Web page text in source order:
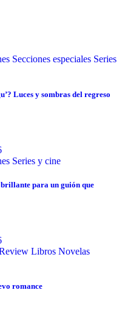
Secciones especiales Series
Luces y sombras del regreso
Series y cine
para un guión que
Libros Novelas
romance